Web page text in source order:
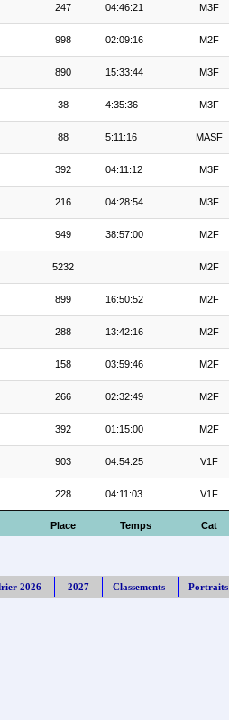
Place Temps Cat
247 04:46:21 M3F
998 02:09:16 M2F
890 15:33:44 M3F
38 4:35:36 M3F
88 5:11:16 MASF
392 04:11:12 M3F
216 04:28:54 M3F
949 38:57:00 M2F
5232 M2F
899 16:50:52 M2F
288 13:42:16 M2F
158 03:59:46 M2F
266 02:32:49 M2F
392 01:15:00 M2F
903 04:54:25 V1F
228 04:11:03 V1F
2026 2027 Classements Portraits